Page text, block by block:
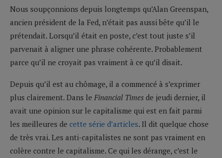
Nous soupçonnions depuis longtemps qu’Alan Greenspan,
ancien président de la Fed, n’était pas aussi bête qu’il le
prétendait. Lorsqu’il était en poste, c’est tout juste s’il
parvenait à aligner une phrase cohérente. Probablement
parce qu’il ne croyait pas vraiment à ce qu’il disait.
Depuis qu’il est au chômage, il a commencé à s’exprimer
plus clairement. Dans le Financial Times de jeudi dernier, il
avait une opinion sur le capitalisme qui est en fait parmi
les meilleures de cette série d’articles. Il dit quelque chose
de très vrai. Les anti-capitalistes ne sont pas vraiment en
colère contre le capitalisme. Ce qui les dérange, c’est le